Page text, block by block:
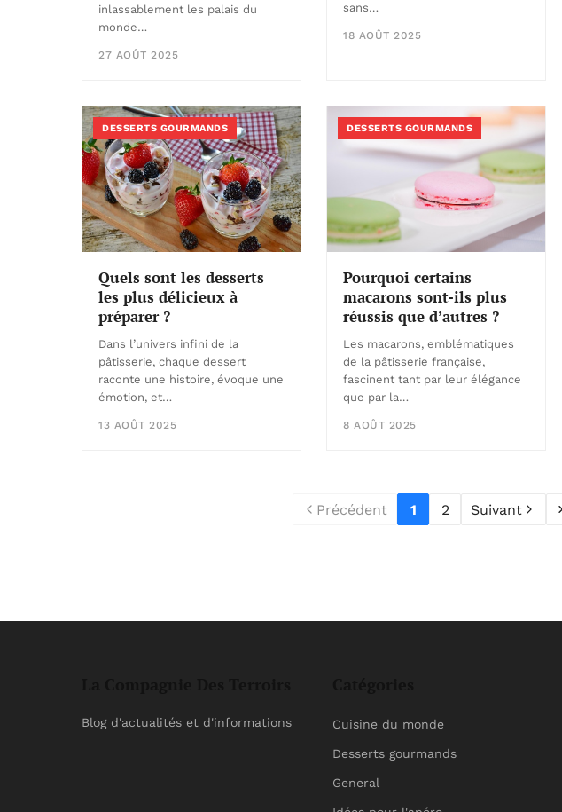
inlassablement les palais du
monde…
27 AOÛT 2025
sans…
18 AOÛT 2025
DESSERTS GOURMANDS
Quels sont les desserts
les plus délicieux à
préparer ?
Dans l’univers infini de la
pâtisserie, chaque dessert
raconte une histoire, évoque une
émotion, et…
13 AOÛT 2025
DESSERTS GOURMANDS
Pourquoi certains
macarons sont-ils plus
réussis que d’autres ?
Les macarons, emblématiques
de la pâtisserie française,
fascinent tant par leur élégance
que par la…
8 AOÛT 2025
Précédent 1 2 Suivant
Blog d'actualités et d'informations Cuisine du monde
Desserts gourmands
General